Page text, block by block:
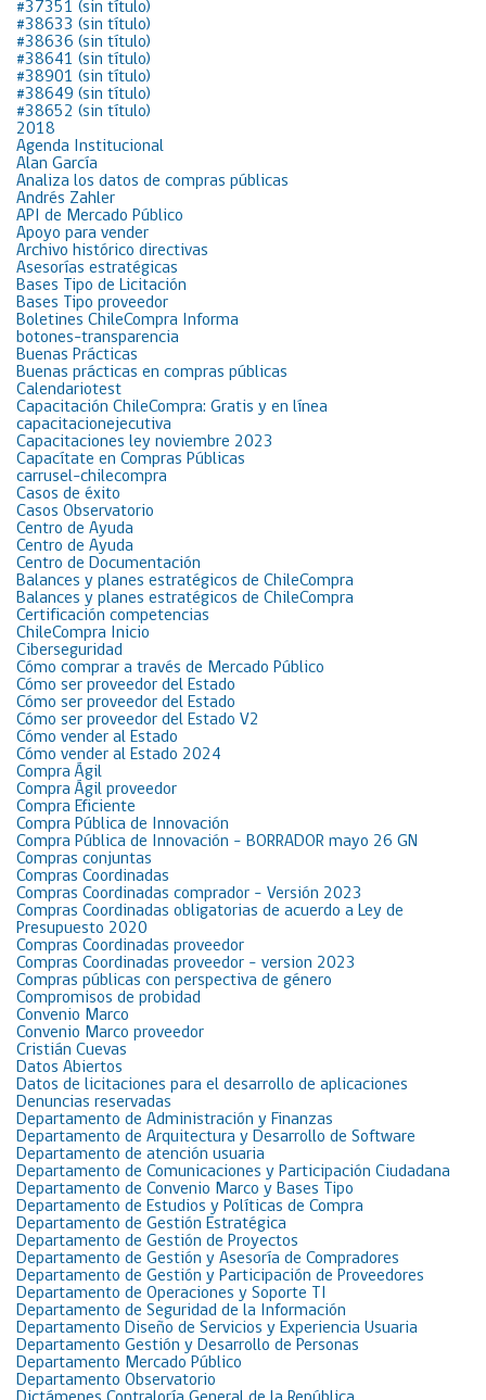
#37351 (sin título)
#38633 (sin título)
#38636 (sin título)
#38641 (sin título)
#38901 (sin título)
#38649 (sin título)
#38652 (sin título)
2018
Agenda Institucional
Alan García
Analiza los datos de compras públicas
Andrés Zahler
API de Mercado Público
Apoyo para vender
Archivo histórico directivas
Asesorías estratégicas
Bases Tipo de Licitación
Bases Tipo proveedor
Boletines ChileCompra Informa
botones-transparencia
Buenas Prácticas
Buenas prácticas en compras públicas
Calendariotest
Capacitación ChileCompra: Gratis y en línea
capacitacionejecutiva
Capacitaciones ley noviembre 2023
Capacítate en Compras Públicas
carrusel-chilecompra
Casos de éxito
Casos Observatorio
Centro de Ayuda
Centro de Ayuda
Centro de Documentación
Balances y planes estratégicos de ChileCompra
Balances y planes estratégicos de ChileCompra
Certificación competencias
ChileCompra Inicio
Ciberseguridad
Cómo comprar a través de Mercado Público
Cómo ser proveedor del Estado
Cómo ser proveedor del Estado
Cómo ser proveedor del Estado V2
Cómo vender al Estado
Cómo vender al Estado 2024
Compra Ágil
Compra Ágil proveedor
Compra Eficiente
Compra Pública de Innovación
Compra Pública de Innovación – BORRADOR mayo 26 GN
Compras conjuntas
Compras Coordinadas
Compras Coordinadas comprador – Versión 2023
Compras Coordinadas obligatorias de acuerdo a Ley de
Presupuesto 2020
Compras Coordinadas proveedor
Compras Coordinadas proveedor – version 2023
Compras públicas con perspectiva de género
Compromisos de probidad
Convenio Marco
Convenio Marco proveedor
Cristián Cuevas
Datos Abiertos
Datos de licitaciones para el desarrollo de aplicaciones
Denuncias reservadas
Departamento de Administración y Finanzas
Departamento de Arquitectura y Desarrollo de Software
Departamento de atención usuaria
Departamento de Comunicaciones y Participación Ciudadana
Departamento de Convenio Marco y Bases Tipo
Departamento de Estudios y Políticas de Compra
Departamento de Gestión Estratégica
Departamento de Gestión de Proyectos
Departamento de Gestión y Asesoría de Compradores
Departamento de Gestión y Participación de Proveedores
Departamento de Operaciones y Soporte TI
Departamento de Seguridad de la Información
Departamento Diseño de Servicios y Experiencia Usuaria
Departamento Gestión y Desarrollo de Personas
Departamento Mercado Público
Departamento Observatorio